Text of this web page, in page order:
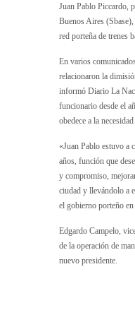
Juan Pablo Piccardo,
Buenos Aires
red porteña de trenes
En varios
relacionaron la
informó Diario La
funcionario desde el
obedece a la
«Juan Pablo estuvo a
años, función que
y compromiso,
ciudad y llevándolo a
el gobierno porteño en
Edgardo Campelo,
de la operación de
nuevo presidente.